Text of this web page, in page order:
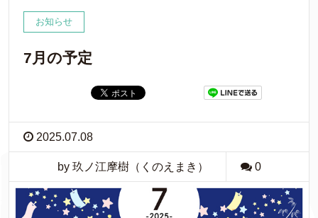
お知らせ
7月の予定
2025.07.08
by 玖ノ江摩樹（くのえまき） 0